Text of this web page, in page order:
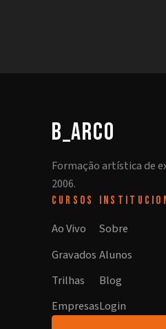
b_arco
Formação artística de
2006.
CURSOS
Ao Vivo
Gravados
Trilhas
Empresas
Sobre
Alunos
Blog
Login